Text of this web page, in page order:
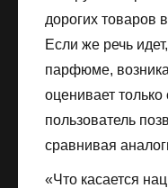
дорогих товаров
Если же речь
парфюме,
оценивает
пользователь
сравнивая
«Что касается